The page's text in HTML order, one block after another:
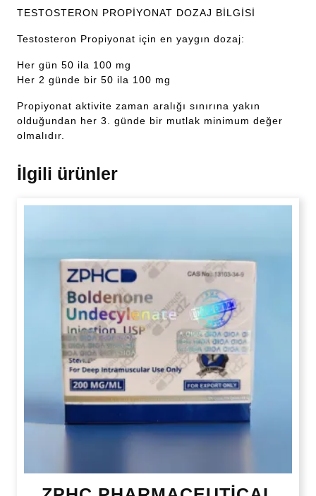
TESTOSTERON PROPİYONAT DOZAJ BİLGİSİ
Testosteron Propiyonat için en yaygın dozaj:
Her gün 50 ila 100 mg
Her 2 günde bir 50 ila 100 mg
Propiyonat aktivite zaman aralığı sınırına yakın
olduğundan her 3. günde bir mutlak minimum değer
olmalıdır.
İlgili ürünler